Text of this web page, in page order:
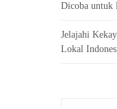
Dicoba untuk
Jelajahi
Lokal